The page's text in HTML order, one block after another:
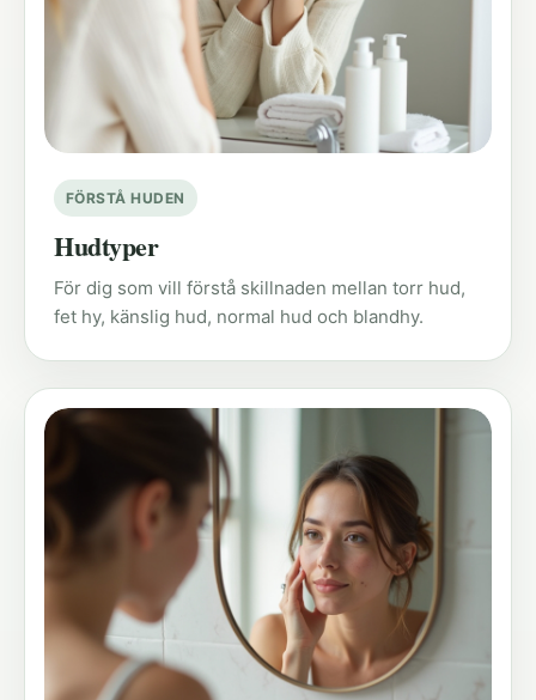
FÖRSTÅ HUDEN
Hudtyper
För dig som vill förstå skillnaden mellan torr hud,
fet hy, känslig hud, normal hud och blandhy.